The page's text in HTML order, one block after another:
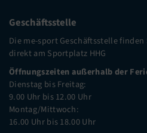
Geschäftsstelle
Die me-sport Geschäftsstelle finden
direkt am Sportplatz HHG
Öffnungszeiten außerhalb der
Dienstag bis Freitag:
9.00 Uhr bis 12.00 Uhr
Montag/Mittwoch:
16.00 Uhr bis 18.00 Uhr